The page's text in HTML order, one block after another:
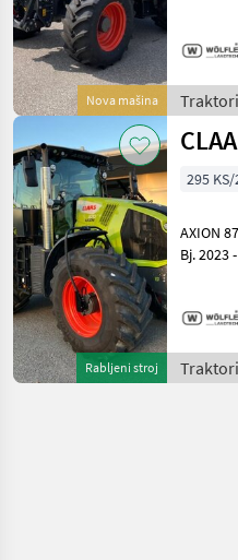
Nova mašina
540/65
/
externer
Claas
Rabljeni stroj
295
AXION
Bj. 2023
Axiobib
Spur -
Festfelge
Claas